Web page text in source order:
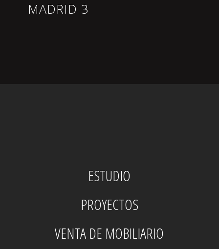
MADRID 3
ESTUDIO
PROYECTOS
VENTA DE MOBILIARIO